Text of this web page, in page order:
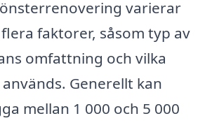
varierar
faktorer, såsom typ av
omfattning och vilka
Generellt kan
mellan 1 000 och 5 000